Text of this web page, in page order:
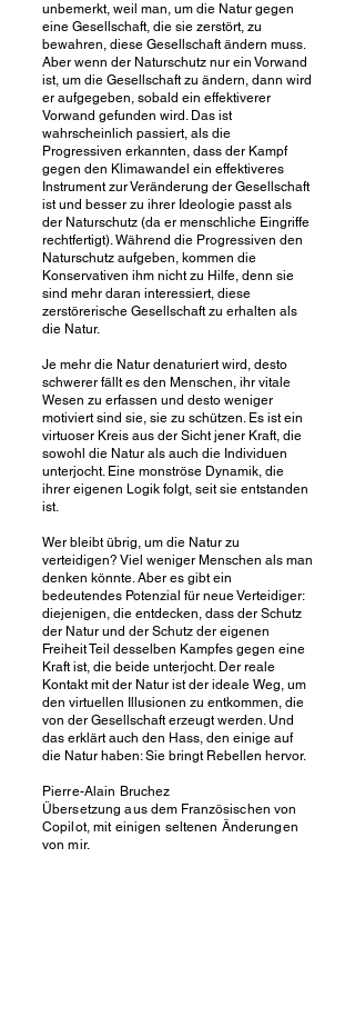
unbemerkt, weil man, um die Natur gegen
eine Gesellschaft, die sie zerstört, zu
bewahren, diese Gesellschaft ändern muss.
Aber wenn der Naturschutz nur ein Vorwand
ist, um die Gesellschaft zu ändern, dann wird
er aufgegeben, sobald ein effektiverer
Vorwand gefunden wird. Das ist
wahrscheinlich passiert, als die
Progressiven erkannten, dass der Kampf
gegen den Klimawandel ein effektiveres
Instrument zur Veränderung der Gesellschaft
ist und besser zu ihrer Ideologie passt als
der Naturschutz (da er menschliche Eingriffe
rechtfertigt). Während die Progressiven den
Naturschutz aufgeben, kommen die
Konservativen ihm nicht zu Hilfe, denn sie
sind mehr daran interessiert, diese
zerstörerische Gesellschaft zu erhalten als
die Natur.
Je mehr die Natur denaturiert wird, desto
schwerer fällt es den Menschen, ihr vitale
Wesen zu erfassen und desto weniger
motiviert sind sie, sie zu schützen. Es ist ein
virtuoser Kreis aus der Sicht jener Kraft, die
sowohl die Natur als auch die Individuen
unterjocht. Eine monströse Dynamik, die
ihrer eigenen Logik folgt, seit sie entstanden
ist.
Wer bleibt übrig, um die Natur zu
verteidigen? Viel weniger Menschen als man
denken könnte. Aber es gibt ein
bedeutendes Potenzial für neue Verteidiger:
diejenigen, die entdecken, dass der Schutz
der Natur und der Schutz der eigenen
Freiheit Teil desselben Kampfes gegen eine
Kraft ist, die beide unterjocht. Der reale
Kontakt mit der Natur ist der ideale Weg, um
den virtuellen Illusionen zu entkommen, die
von der Gesellschaft erzeugt werden. Und
das erklärt auch den Hass, den einige auf
die Natur haben: Sie bringt Rebellen hervor.
Pierre-Alain Bruchez
Übersetzung aus dem Französischen von
Copilot, mit einigen seltenen Änderungen
von mir.